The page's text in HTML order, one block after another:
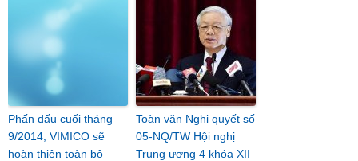
Phấn đấu cuối tháng
9/2014, VIMICO sẽ
hoàn thiện toàn bộ
Toàn văn Nghị quyết số
05-NQ/TW Hội nghị
Trung ương 4 khóa XII